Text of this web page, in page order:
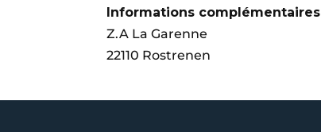
Informations complémentaires
Z.A La Garenne
22110 Rostrenen